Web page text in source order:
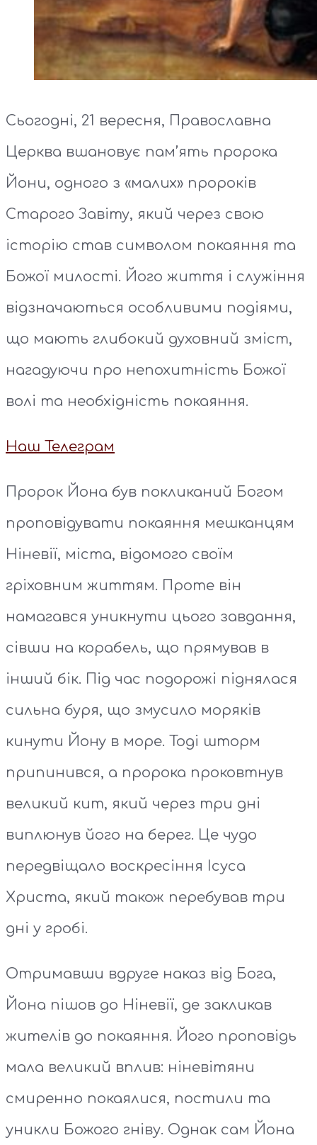
Сьогодні, 21 вересня, Православна
Церква вшановує пам’ять пророка
Йони, одного з «малих» пророків
Старого Завіту, який через свою
історію став символом покаяння та
Божої милості. Його життя і служіння
відзначаються особливими подіями,
що мають глибокий духовний зміст,
нагадуючи про непохитність Божої
волі та необхідність покаяння.
Наш Телеграм
Пророк Йона був покликаний Богом
проповідувати покаяння мешканцям
Ніневії, міста, відомого своїм
гріховним життям. Проте він
намагався уникнути цього завдання,
сівши на корабель, що прямував в
інший бік. Під час подорожі піднялася
сильна буря, що змусило моряків
кинути Йону в море. Тоді шторм
припинився, а пророка проковтнув
великий кит, який через три дні
виплюнув його на берег. Це чудо
передвіщало воскресіння Ісуса
Христа, який також перебував три
дні у гробі.
Отримавши вдруге наказ від Бога,
Йона пішов до Ніневії, де закликав
жителів до покаяння. Його проповідь
мала великий вплив: ніневітяни
смиренно покаялися, постили та
уникли Божого гніву. Однак сам Йона